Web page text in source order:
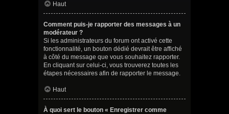
Haut
Comment puis-je rapporter des messages à un
modérateur ?
Si les administrateurs du forum ont activé cette
fonctionnalité, un bouton dédié devrait être affiché
à côté du message que vous souhaitez rapporter.
En cliquant sur celui-ci, vous trouverez toutes les
étapes nécessaires afin de rapporter le message.
Haut
À quoi sert le bouton « Enregistrer comme